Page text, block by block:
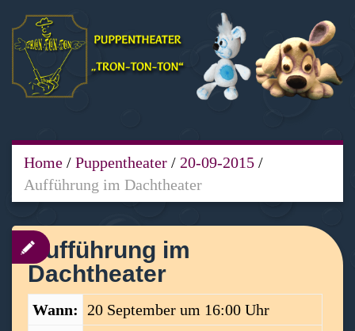
Home / Puppentheater / 20-09-2015 /
Aufführung im Dachtheater
Aufführung im
Dachtheater
Wann: 20 September um 16:00 Uhr